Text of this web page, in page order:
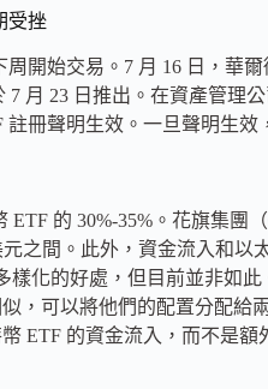
受挫
開始交易。7 月 16 日，華
7 月 23 日推出。在資產管理
冊聲明生效。一旦聲明生效
的 30%-35%。花旗集團
之間。此外，資金流入和以
化的好處，但目前並非如
，可以將他們的配置分配給
ETF 的資金流入，而不是